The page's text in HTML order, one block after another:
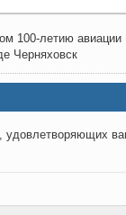
100-летию
Черняховск
удовлетворяющих